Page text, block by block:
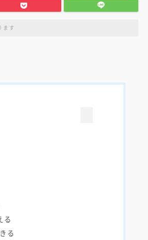
ます
る
る